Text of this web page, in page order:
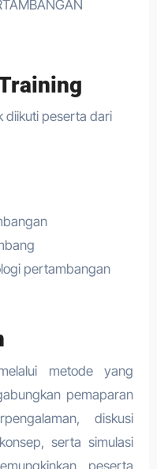
diikuti peserta dari
pertambangan
metode yang
pemaparan
diskusi
serta simulasi
peserta